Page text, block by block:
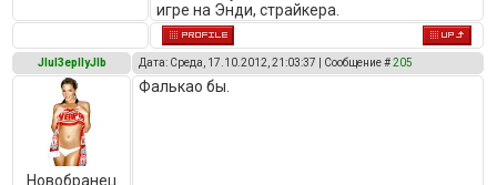
игре на Энди, страйкера.
JIuI3epIIyJIb Дата: Среда, 17.10.2012, 21:03:37 | Сообщение #205
Новобранец
Фалькао бы.